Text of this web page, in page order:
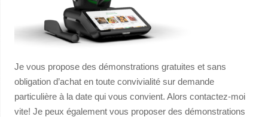
Je vous propose des démonstrations gratuites et sans
obligation d’achat en toute convivialité sur demande
particulière à la date qui vous convient. Alors contactez-moi
vite! Je peux également vous proposer des démonstrations